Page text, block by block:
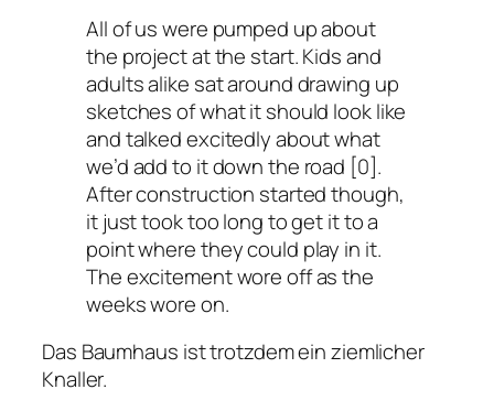
All of us were pumped up about
the project at the start. Kids and
adults alike sat around drawing up
sketches of what it should look like
and talked excitedly about what
we’d add to it down the road [0].
After construction started though,
it just took too long to get it to a
point where they could play in it.
The excitement wore off as the
weeks wore on.
Das Baumhaus ist trotzdem ein ziemlicher
Knaller.